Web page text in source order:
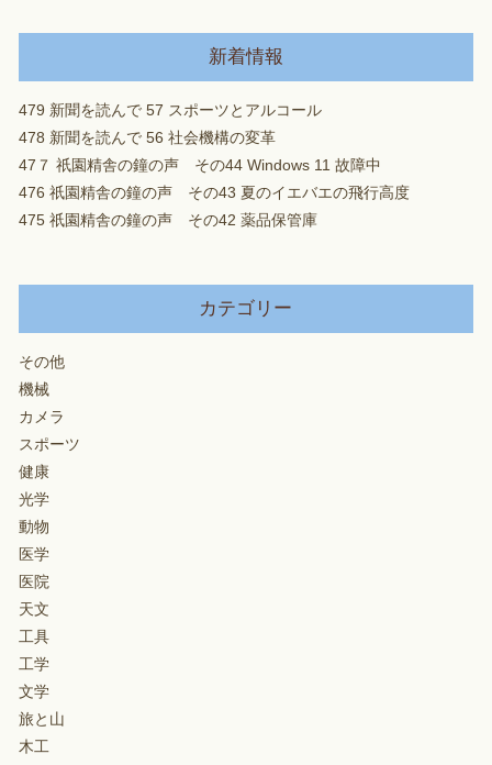
新着情報
479 新聞を読んで 57 スポーツとアルコール
478 新聞を読んで 56 社会機構の変革
47７ 祇園精舎の鐘の声 その44 Windows 11 故障中
476 祇園精舎の鐘の声 その43 夏のイエバエの飛行高度
475 祇園精舎の鐘の声 その42 薬品保管庫
カテゴリー
その他
機械
カメラ
スポーツ
健康
光学
動物
医学
医院
天文
工具
工学
文学
旅と山
木工